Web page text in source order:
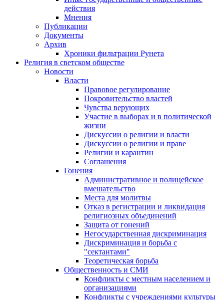
действия
Мнения
Публикации
Документы
Архив
Хроники фильтрации Рунета
Религия в светском обществе
Новости
Власти
Правовое регулирование
Покровительство властей
Чувства верующих
Участие в выборах и в политической
жизни
Дискуссии о религии и власти
Дискуссии о религии и праве
Религии и карантин
Соглашения
Гонения
Административное и полицейское
вмешательство
Места для молитвы
Отказ в регистрации и ликвидация
религиозных объединений
Защита от гонений
Негосударственная дискриминация
Дискриминация и борьба с
"сектантами"
Теоретическая борьба
Общественность и СМИ
Конфликты с местным населением и
организациями
Конфликты с учреждениями культуры